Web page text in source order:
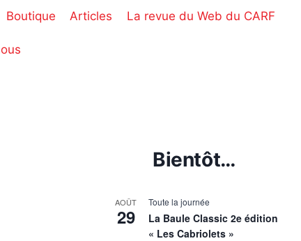
Boutique Articles La revue du Web du CARF
Bientôt…
AOÛT
29
Toute la journée
La Baule Classic 2e édition
« Les Cabriolets »